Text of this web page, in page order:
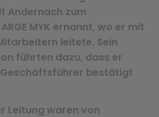
Andernach zum
MYK ernannt, wo er mit
leitete. Sein
führten dazu, dass er
bestätigt
Leitung waren von